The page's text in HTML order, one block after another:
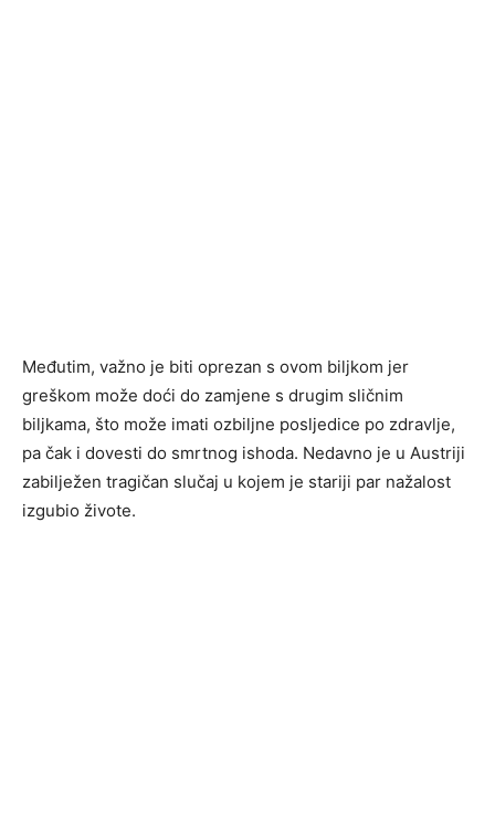
Međutim, važno je biti oprezan s ovom biljkom jer
greškom može doći do zamjene s drugim sličnim
biljkama, što može imati ozbiljne posljedice po zdravlje,
pa čak i dovesti do smrtnog ishoda. Nedavno je u Austriji
zabilježen tragičan slučaj u kojem je stariji par nažalost
izgubio živote.